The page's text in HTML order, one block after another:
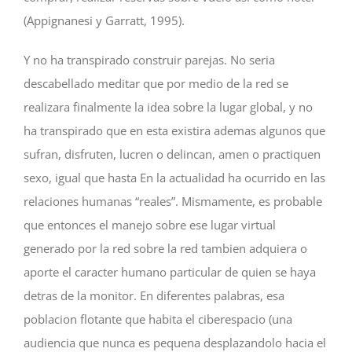
(Appignanesi y Garratt, 1995).
Y no ha transpirado construir parejas. No seri­a
descabellado meditar que por medio de la red se
realizara finalmente la idea sobre la lugar global, y no
ha transpirado que en esta existira ademas algunos que
sufran, disfruten, lucren o delincan, amen o practiquen
sexo, igual que hasta En la actualidad ha ocurrido en las
relaciones humanas “reales”. Mismamente, es probable
que entonces el manejo sobre ese lugar virtual
generado por la red sobre la red tambien adquiera o
aporte el caracter humano particular de quien se haya
detras de la monitor. En diferentes palabras, esa
poblacion flotante que habita el ciberespacio (una
audiencia que nunca es pequena desplazandolo hacia el